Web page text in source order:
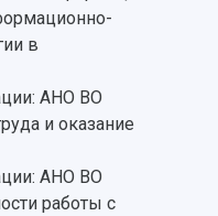
научных
в
АНО ВО
и оказание
АНО ВО
работы с